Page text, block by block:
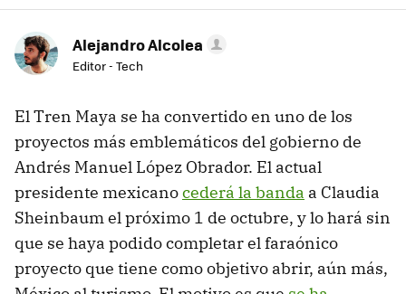
Alejandro Alcolea
Editor - Tech
El Tren Maya se ha convertido en uno de los
proyectos más emblemáticos del gobierno de
Andrés Manuel López Obrador. El actual
presidente mexicanocederá la banda a Claudia
Sheinbaum el próximo 1 de octubre, y lo hará sin
que se haya podido completar el faraónico
proyecto que tiene como objetivo abrir, aún más,